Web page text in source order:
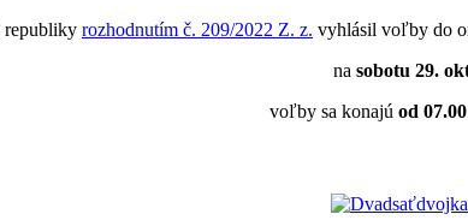
republiky rozhodnutím č. 209/2022 Z. z. vyhlásil voľby do
na sobotu 29.
voľby sa konajú od